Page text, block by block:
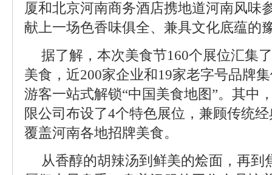
厦和北京河南商务酒店携地道河南风味
献上一场色香味俱全、兼具文化底蕴的
据了解，本次美食节160个展位汇集
美食，近200家企业和19家老字号品牌
游客一站式解锁“中国美食地图”。其中
限公司布设了4个特色展位，兼顾传统
覆盖河南各地招牌美食。
从香醇的胡辣汤到鲜美的烩面，再